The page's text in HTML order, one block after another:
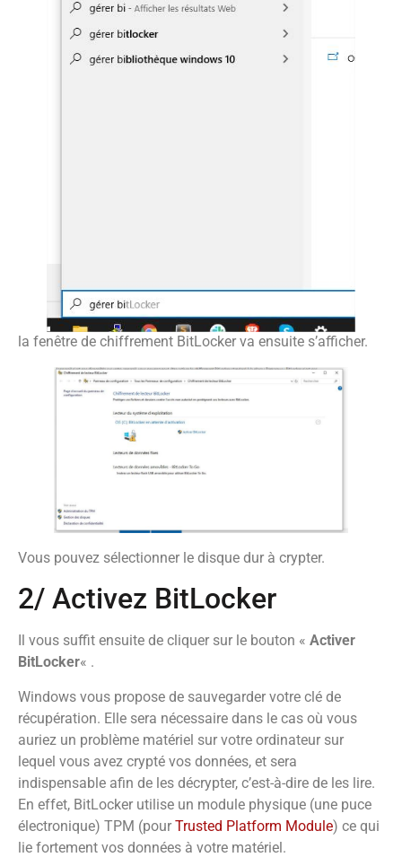
la fenêtre de chiffrement BitLocker va ensuite s’afficher.
Vous pouvez sélectionner le disque dur à crypter.
2/ Activez BitLocker
Il vous suffit ensuite de cliquer sur le bouton « Activer
BitLocker« .
Windows vous propose de sauvegarder votre clé de
récupération. Elle sera nécessaire dans le cas où vous
auriez un problème matériel sur votre ordinateur sur
lequel vous avez crypté vos données, et sera
indispensable afin de les décrypter, c’est-à-dire de les lire.
En effet, BitLocker utilise un module physique (une puce
électronique) TPM (pour Trusted Platform Module) ce qui
lie fortement vos données à votre matériel.